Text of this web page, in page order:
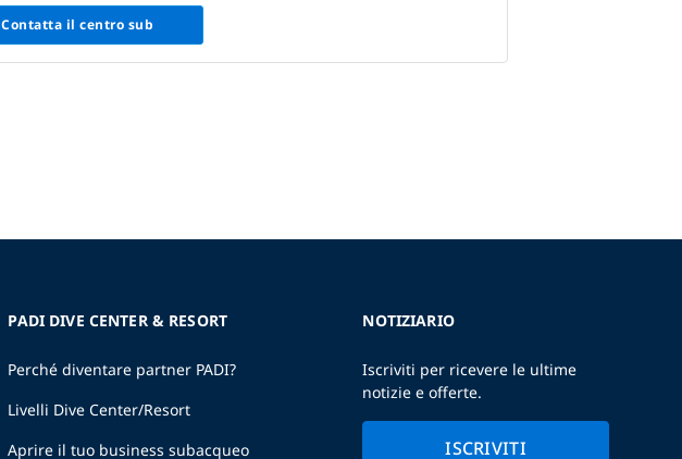
Contatta il centro sub
PADI DIVE CENTER & RESORT
Perché diventare partner PADI?
Livelli Dive Center/Resort
Aprire il tuo business subacqueo
NOTIZIARIO
Iscriviti per ricevere le ultime
notizie e offerte.
ISCRIVITI